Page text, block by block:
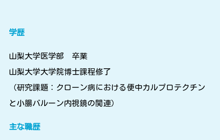
学歴
山梨大学医学部 卒業
山梨大学大学院博士課程修了
（研究課題：クローン病における便中カルプロテクチン
と小腸バルーン内視鏡の関連）
主な職歴